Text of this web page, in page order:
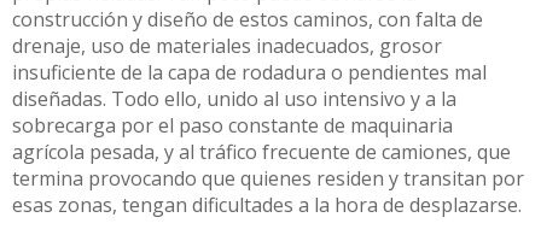
construcción y diseño de estos caminos, con falta de
drenaje, uso de materiales inadecuados, grosor
insuficiente de la capa de rodadura o pendientes mal
diseñadas. Todo ello, unido al uso intensivo y a la
sobrecarga por el paso constante de maquinaria
agrícola pesada, y al tráfico frecuente de camiones, que
termina provocando que quienes residen y transitan por
esas zonas, tengan dificultades a la hora de desplazarse.